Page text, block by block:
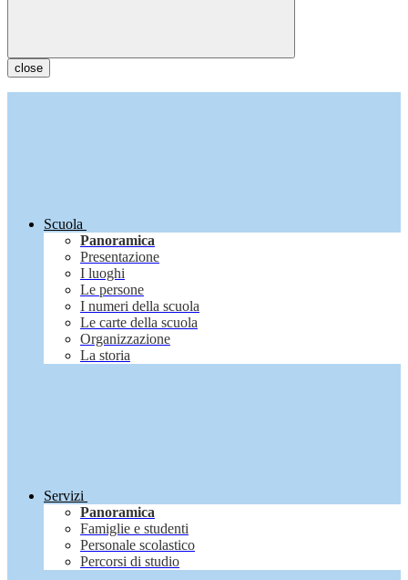
close
Scuola
Panoramica
Presentazione
I luoghi
Le persone
I numeri della scuola
Le carte della scuola
Organizzazione
La storia
Servizi
Panoramica
Famiglie e studenti
Personale scolastico
Percorsi di studio